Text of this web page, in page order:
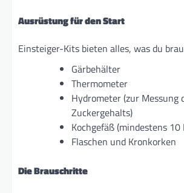
Ausrüstung für den Start
Einsteiger-Kits bieten alles, was du
Gärbehälter
Thermometer
Hydrometer (zur Messung
Zuckergehalts)
Kochgefäß (mindestens
Flaschen und Kronkorken
Die Brauschritte